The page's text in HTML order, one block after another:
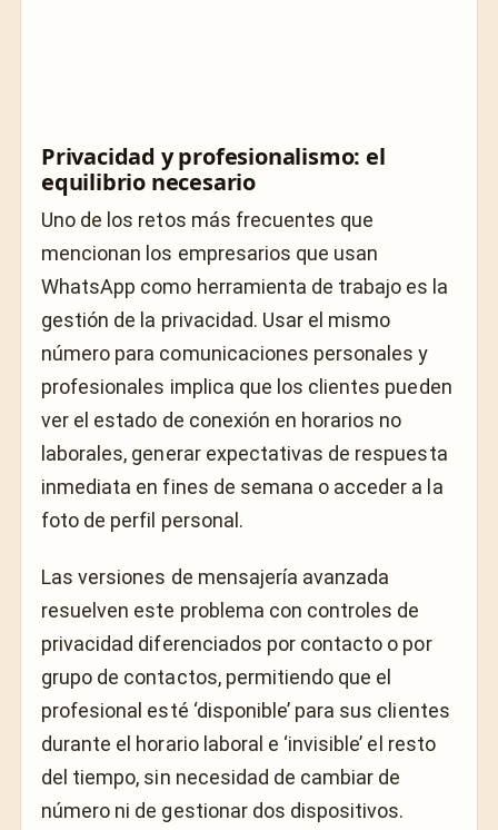
Privacidad y profesionalismo: el
equilibrio necesario
Uno de los retos más frecuentes que
mencionan los empresarios que usan
WhatsApp como herramienta de trabajo es la
gestión de la privacidad. Usar el mismo
número para comunicaciones personales y
profesionales implica que los clientes pueden
ver el estado de conexión en horarios no
laborales, generar expectativas de respuesta
inmediata en fines de semana o acceder a la
foto de perfil personal.
Las versiones de mensajería avanzada
resuelven este problema con controles de
privacidad diferenciados por contacto o por
grupo de contactos, permitiendo que el
profesional esté ‘disponible’ para sus clientes
durante el horario laboral e ‘invisible’ el resto
del tiempo, sin necesidad de cambiar de
número ni de gestionar dos dispositivos.